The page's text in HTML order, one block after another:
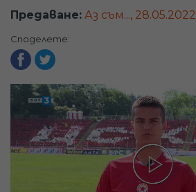
Предаване: Аз съм..., 28.05.2022
Споделете: